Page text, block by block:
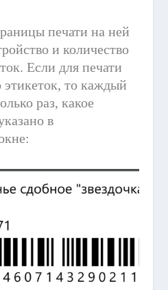
печати на ней
и количество
Если для печати
этикеток, то каждый
раз, какое
в